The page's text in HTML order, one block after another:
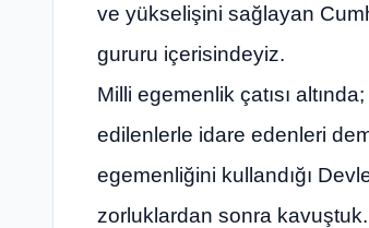
ve yükselişini sağlayan
gururu içerisindeyiz.
Milli egemenlik çatısı
edilenlerle idare edenleri
egemenliğini kullandığı
zorluklardan sonra